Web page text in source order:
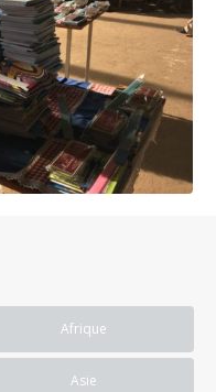
Afrique
Asie